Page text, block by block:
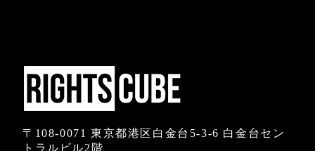
〒108-0071 東京都港区白金台5-3-6 白金台セン
トラルビル2階